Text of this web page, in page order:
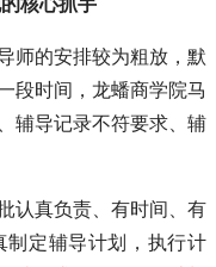
师的安排较为粗放，默
段时间，龙蟠商学院马
辅导记录不符要求、辅
认真负责、有时间、有
制定辅导计划，执行计